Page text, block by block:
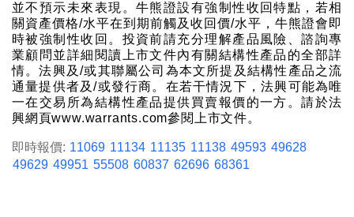
並不預示未來表現。牛熊證設有強制性收回特點，若相
關資產價格/水平在到期前觸及收回價/水平，牛熊證會即
時被強制性收回。投資前請充分理解產品風險、諮詢專
業顧問並詳細閱讀上市文件內有關結構性產品的全部詳
情。法興及/或其聯屬公司為本文所提及結構性產品之流
通量提供者及/或發行商。在若干情況下，法興可能為唯
一在交易所為結構性產品提供買賣報價的一方。請於法
興網頁www.warrants.com參閱上市文件。
即時報價: 11069 11134 11135 11138 49593 49628
49629 49951 55508 60837 62696 68361